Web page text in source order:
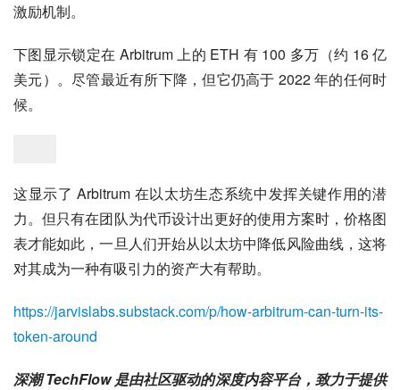
激励机制。
下图显示锁定在 Arbitrum 上的 ETH 有 100 多万（约 16 亿
美元）。尽管最近有所下降，但它仍高于 2022 年的任何时
候。
这显示了 Arbitrum 在以太坊生态系统中发挥关键作用的潜
力。但只有在团队为代币设计出更好的使用方案时，价格图
表才能如此，一旦人们开始从以太坊中降低风险曲线，这将
对其成为一种有吸引力的资产大有帮助。
https://jarvislabs.substack.com/p/how-arbitrum-can-turn-its-
token-around
深潮 TechFlow 是由社区驱动的深度内容平台，致力于提供